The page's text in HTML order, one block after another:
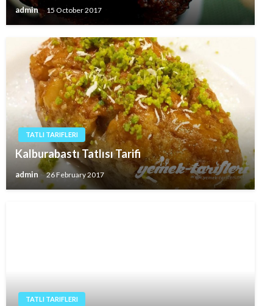
admin 15 October 2017
TATLI TARIFLERI
Kalburabastı Tatlısı Tarifi
admin 26 February 2017
TATLI TARIFLERI